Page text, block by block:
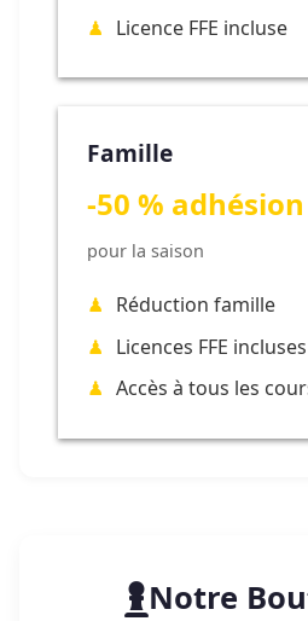
Licence FFE incluse
Famille
-50 % adhésion
pour la saison
Réduction famille
Licences FFE incluses
Accès à tous les
Notre